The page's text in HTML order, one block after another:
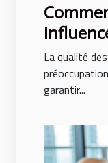
travaux
La qualité
garantir...